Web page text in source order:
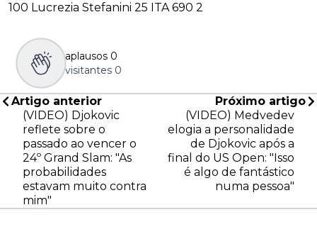
100 Lucrezia Stefanini 25 ITA 690 2
aplausos 0
visitantes 0
Artigo anterior
(VIDEO) Djokovic
reflete sobre o
passado ao vencer o
24º Grand Slam: "As
probabilidades
estavam muito contra
mim"
Próximo artigo
(VIDEO) Medvedev
elogia a personalidade
de Djokovic após a
final do US Open: "Isso
é algo de fantástico
numa pessoa"